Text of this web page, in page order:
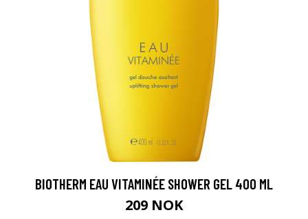
BIOTHERM EAU VITAMINÉE SHOWER GEL 400 ML
209 NOK